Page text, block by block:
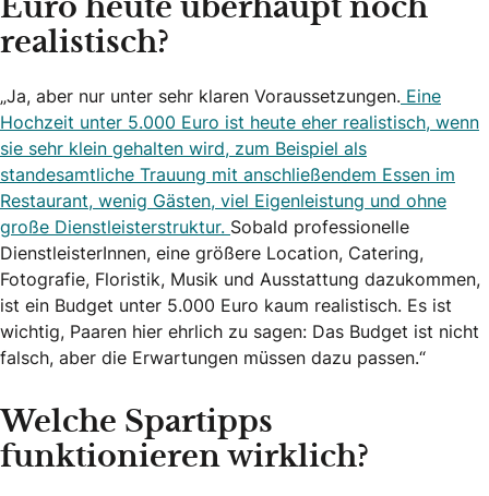
Euro heute überhaupt noch
realistisch?
„Ja, aber nur unter sehr klaren Voraussetzungen. Eine
Hochzeit unter 5.000 Euro ist heute eher realistisch, wenn
sie sehr klein gehalten wird, zum Beispiel als
standesamtliche Trauung mit anschließendem Essen im
Restaurant, wenig Gästen, viel Eigenleistung und ohne
große Dienstleisterstruktur. Sobald professionelle
DienstleisterInnen, eine größere Location, Catering,
Fotografie, Floristik, Musik und Ausstattung dazukommen,
ist ein Budget unter 5.000 Euro kaum realistisch. Es ist
wichtig, Paaren hier ehrlich zu sagen: Das Budget ist nicht
falsch, aber die Erwartungen müssen dazu passen.“
Welche Spartipps
funktionieren wirklich?